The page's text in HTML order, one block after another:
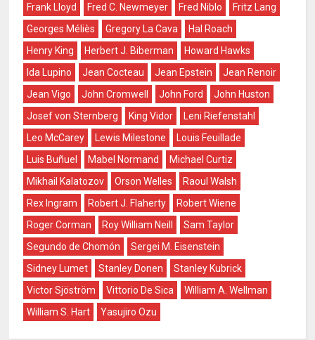
Frank Lloyd
Fred C. Newmeyer Fred Niblo
Fritz Lang
Georges Méliès
Gregory La Cava
Hal Roach
Henry King
Herbert J. Biberman
Howard Hawks
Ida Lupino
Jean Cocteau Jean Epstein
Jean Renoir
Jean Vigo
John Cromwell John Ford
John Huston
Josef von Sternberg
King Vidor
Leni Riefenstahl
Leo McCarey
Lewis Milestone
Louis Feuillade
Luis Buñuel
Mabel Normand
Michael Curtiz
Mikhail Kalatozov
Orson Welles
Raoul Walsh
Rex Ingram
Robert J. Flaherty
Robert Wiene
Roger Corman
Roy William Neill
Sam Taylor
Segundo de Chomón
Sergei M. Eisenstein
Sidney Lumet
Stanley Donen
Stanley Kubrick
Victor Sjöström
Vittorio De Sica
William A. Wellman
William S. Hart
Yasujiro Ozu